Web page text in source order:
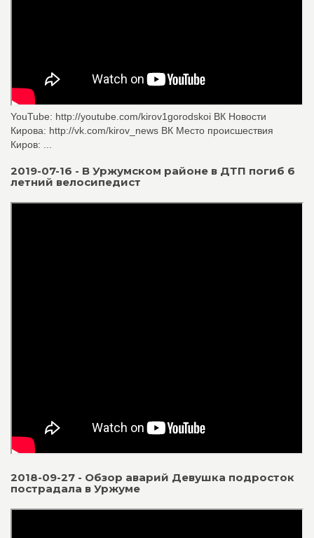
YouTube: http://youtube.com/kirov1gorodskoi ВК Новости
Кирова: http://vk.com/kirov_news ВК Место происшествия
Киров: ...
2019-07-16 - В Уржумском районе в ДТП погиб 6
летний велосипедист
2018-09-27 - Обзор аварий Девушка подросток
пострадала в Уржуме